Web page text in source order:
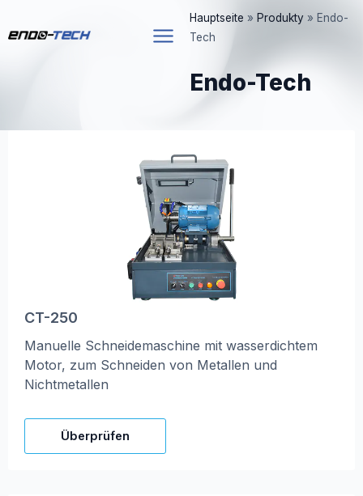
Inhalt
Hauptseite » Produkty » Endo-
Tech
Endo-Tech
CT-250
Manuelle Schneidemaschine mit wasserdichtem
Motor, zum Schneiden von Metallen und
Nichtmetallen
Überprüfen